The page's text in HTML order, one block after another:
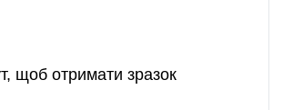
щоб отримати зразок